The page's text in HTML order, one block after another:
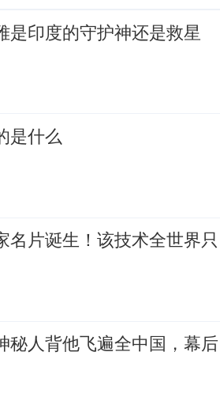
是印度的守护神还是救星
是什么
名片诞生！该技术全世界只
秘人背他飞遍全中国，幕后